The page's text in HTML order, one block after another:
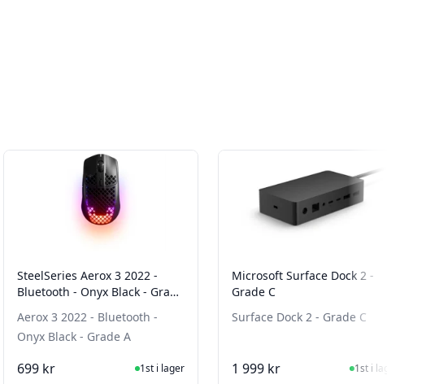
SteelSeries Aerox 3 2022 -
Bluetooth - Onyx Black - Grade
Aerox 3 2022 - Bluetooth -
Onyx Black - Grade A
699 kr I Lager1st i lager
Microsoft Surface Dock 2 -
Grade C
Surface Dock 2 - Grade C
1 999 kr I Lager1st i lager